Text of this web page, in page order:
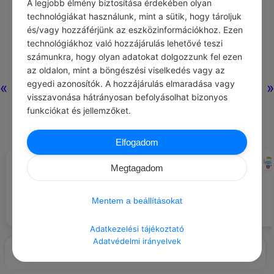
« »
#IDÉZETEK SZOMORÚSÁG
De a búbánat is olyan, mint a
ember, annál nagyobb, mélyebb.
CHATGPT
Azért, amikor valaki ránk
A legjobb élmény biztosítása érdekében olyan
technológiákat használunk, mint a sütik, hogy tároljuk
és/vagy hozzáférjünk az eszközinformációkhoz. Ezen
technológiákhoz való hozzájárulás lehetővé teszi
számunkra, hogy olyan adatokat dolgozzunk fel ezen
az oldalon, mint a böngészési viselkedés vagy az
egyedi azonosítók. A hozzájárulás elmaradása vagy
visszavonása hátrányosan befolyásolhat bizonyos
funkciókat és jellemzőket.
Elfogadom
Megtagadom
Mentem a beállításokat
Adatkezelési tájékoztató
Adatvédelmi irányelvek